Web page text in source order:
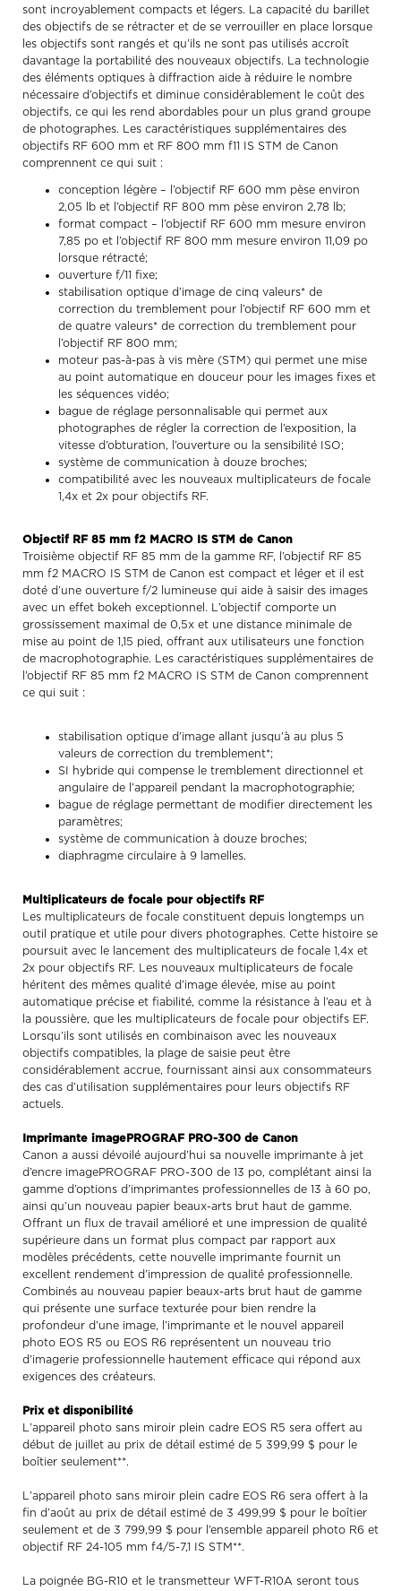
sont incroyablement compacts et légers. La capacité du barillet
des objectifs de se rétracter et de se verrouiller en place lorsque
les objectifs sont rangés et qu’ils ne sont pas utilisés accroît
davantage la portabilité des nouveaux objectifs. La technologie
des éléments optiques à diffraction aide à réduire le nombre
nécessaire d’objectifs et diminue considérablement le coût des
objectifs, ce qui les rend abordables pour un plus grand groupe
de photographes. Les caractéristiques supplémentaires des
objectifs RF 600 mm et RF 800 mm f11 IS STM de Canon
comprennent ce qui suit :
conception légère – l’objectif RF 600 mm pèse environ
2,05 lb et l’objectif RF 800 mm pèse environ 2,78 lb;
format compact – l’objectif RF 600 mm mesure environ
7,85 po et l’objectif RF 800 mm mesure environ 11,09 po
lorsque rétracté;
ouverture f/11 fixe;
stabilisation optique d’image de cinq valeurs* de
correction du tremblement pour l’objectif RF 600 mm et
de quatre valeurs* de correction du tremblement pour
l’objectif RF 800 mm;
moteur pas-à-pas à vis mère (STM) qui permet une mise
au point automatique en douceur pour les images fixes et
les séquences vidéo;
bague de réglage personnalisable qui permet aux
photographes de régler la correction de l’exposition, la
vitesse d’obturation, l’ouverture ou la sensibilité ISO;
système de communication à douze broches;
compatibilité avec les nouveaux multiplicateurs de focale
1,4x et 2x pour objectifs RF.
Objectif RF 85 mm f2 MACRO IS STM de Canon
Troisième objectif RF 85 mm de la gamme RF, l’objectif RF 85
mm f2 MACRO IS STM de Canon est compact et léger et il est
doté d’une ouverture f/2 lumineuse qui aide à saisir des images
avec un effet bokeh exceptionnel. L’objectif comporte un
grossissement maximal de 0,5x et une distance minimale de
mise au point de 1,15 pied, offrant aux utilisateurs une fonction
de macrophotographie. Les caractéristiques supplémentaires de
l’objectif RF 85 mm f2 MACRO IS STM de Canon comprennent
ce qui suit :
stabilisation optique d’image allant jusqu’à au plus 5
valeurs de correction du tremblement*;
SI hybride qui compense le tremblement directionnel et
angulaire de l’appareil pendant la macrophotographie;
bague de réglage permettant de modifier directement les
paramètres;
système de communication à douze broches;
diaphragme circulaire à 9 lamelles.
Multiplicateurs de focale pour objectifs RF
Les multiplicateurs de focale constituent depuis longtemps un
outil pratique et utile pour divers photographes. Cette histoire se
poursuit avec le lancement des multiplicateurs de focale 1,4x et
2x pour objectifs RF. Les nouveaux multiplicateurs de focale
héritent des mêmes qualité d’image élevée, mise au point
automatique précise et fiabilité, comme la résistance à l’eau et à
la poussière, que les multiplicateurs de focale pour objectifs EF.
Lorsqu’ils sont utilisés en combinaison avec les nouveaux
objectifs compatibles, la plage de saisie peut être
considérablement accrue, fournissant ainsi aux consommateurs
des cas d’utilisation supplémentaires pour leurs objectifs RF
actuels.
Imprimante imagePROGRAF PRO-300 de Canon
Canon a aussi dévoilé aujourd’hui sa nouvelle imprimante à jet
d’encre imagePROGRAF PRO-300 de 13 po, complétant ainsi la
gamme d’options d’imprimantes professionnelles de 13 à 60 po,
ainsi qu’un nouveau papier beaux-arts brut haut de gamme.
Offrant un flux de travail amélioré et une impression de qualité
supérieure dans un format plus compact par rapport aux
modèles précédents, cette nouvelle imprimante fournit un
excellent rendement d’impression de qualité professionnelle.
Combinés au nouveau papier beaux-arts brut haut de gamme
qui présente une surface texturée pour bien rendre la
profondeur d’une image, l’imprimante et le nouvel appareil
photo EOS R5 ou EOS R6 représentent un nouveau trio
d’imagerie professionnelle hautement efficace qui répond aux
exigences des créateurs.
Prix et disponibilité
L’appareil photo sans miroir plein cadre EOS R5 sera offert au
début de juillet au prix de détail estimé de 5 399,99 $ pour le
boîtier seulement**.
L’appareil photo sans miroir plein cadre EOS R6 sera offert à la
fin d’août au prix de détail estimé de 3 499,99 $ pour le boîtier
seulement et de 3 799,99 $ pour l’ensemble appareil photo R6 et
objectif RF 24-105 mm f4/5-7,1 IS STM**.
La poignée BG-R10 et le transmetteur WFT-R10A seront tous